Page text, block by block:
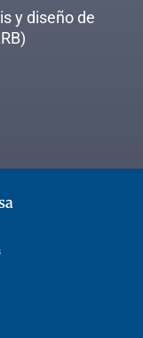
y diseño de